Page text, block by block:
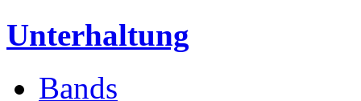
Unterhaltung
Bands